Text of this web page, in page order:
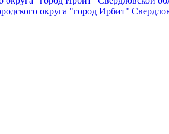
округа "город Ирбит"